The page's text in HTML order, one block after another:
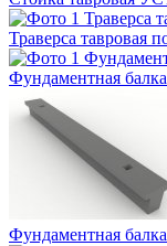
Траверса тавровая
Фундаментная
Фундаментная